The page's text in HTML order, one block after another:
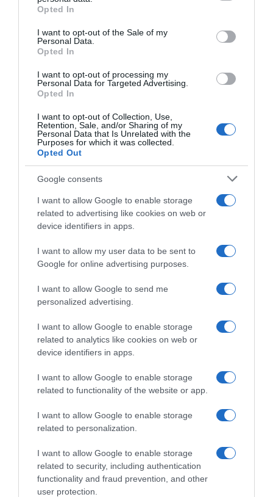
grant or deny consent to Google and its third-party tags to
use your data for below specified purposes in below Google
consent section.
Opted In
I want to opt-out of the Sale of my
Personal Data.
Opted In
I want to opt-out of processing my
Personal Data for Targeted Advertising.
Opted In
I want to opt-out of Collection, Use,
Retention, Sale, and/or Sharing of my
Personal Data that Is Unrelated with the
Purposes for which it was collected.
Opted Out
Google consents
I want to allow Google to enable storage
related to advertising like cookies on web or
device identifiers in apps.
I want to allow my user data to be sent to
Google for online advertising purposes.
I want to allow Google to send me
personalized advertising.
I want to allow Google to enable storage
related to analytics like cookies on web or
device identifiers in apps.
I want to allow Google to enable storage
related to functionality of the website or app.
I want to allow Google to enable storage
related to personalization.
I want to allow Google to enable storage
related to security, including authentication
functionality and fraud prevention, and other
user protection.
LIFESTYLE
Αναστασία Γιούσεφ: Η εγκυμοσύνη, το love
story με τον σύντροφό της & η υπόθεση του
revenge porn
Η διάσημη χορεύτρια θα γίνει μανούλα για πρώτη
φορά!
Πριγκίπισσα Ευγενία: Έγκυος στο τρίτο της
παιδί – Η ανακοίνωση του Παλατιού του
Μπάκιγχαμ
Η 36χρονη επέλεξε έναν πολύ τρυφερό τρόπο για να
μοιραστεί το χαρμόσυνο γεγονός